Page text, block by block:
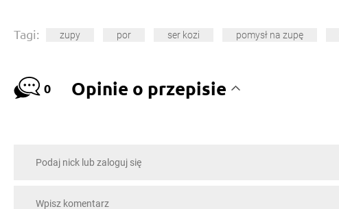
Tagi: zupy por ser kozi pomysł na zupę
0 Opinie o przepisie